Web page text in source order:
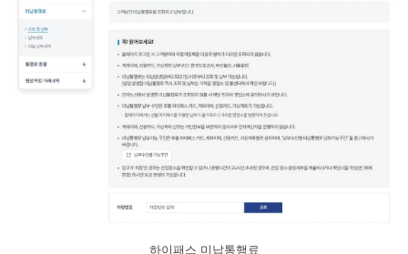
하이패스 미납통행료